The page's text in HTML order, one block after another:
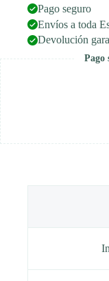
Pago seguro
Envíos a toda
Devolución
Pago